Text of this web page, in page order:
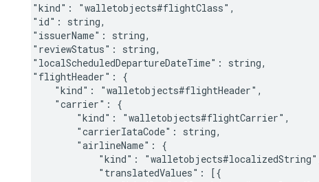
    "kind": "walletobjects#flightClass",
    "id": string,
    "issuerName": string,
    "reviewStatus": string,
    "localScheduledDepartureDateTime": string,
    "flightHeader": {
        "kind": "walletobjects#flightHeader",
        "carrier": {
            "kind": "walletobjects#flightCarrier",
            "carrierIataCode": string,
            "airlineName": {
"kind":
                "translatedValues": [{